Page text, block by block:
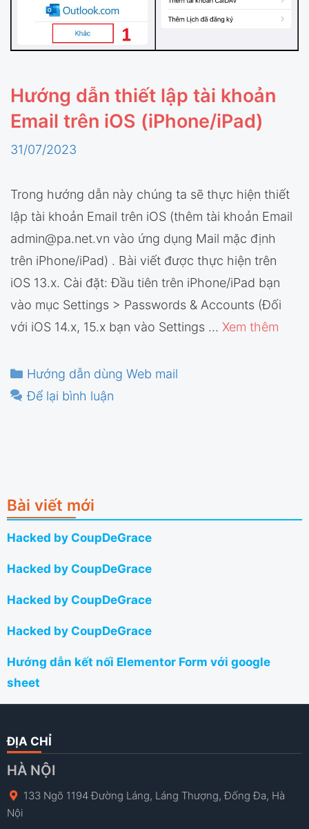
Hướng dẫn thiết lập tài khoản
Email trên iOS (iPhone/iPad)
31/07/2023
Trong hướng dẫn này chúng ta sẽ thực hiện thiết
lập tài khoản Email trên iOS (thêm tài khoản Email
admin@pa.net.vn vào ứng dụng Mail mặc định
trên iPhone/iPad) . Bài viết được thực hiện trên
iOS 13.x. Cài đặt: Đầu tiên trên iPhone/iPad bạn
vào mục Settings > Passwords & Accounts (Đối
với iOS 14.x, 15.x bạn vào Settings … Xem thêm
Danh
mục
Hướng dẫn dùng Web mail
Để lại bình luận
Bài viết mới
Hacked by CoupDeGrace
Hacked by CoupDeGrace
Hacked by CoupDeGrace
Hacked by CoupDeGrace
Hướng dẫn kết nối Elementor Form với google
sheet
ĐỊA CHỈ
HÀ NỘI
133 Ngõ 1194 Đường Láng, Láng Thượng, Đống Đa, Hà
Nội